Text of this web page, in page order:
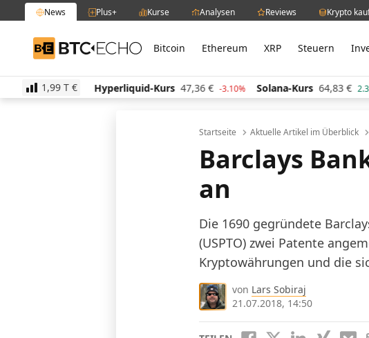
News Plus+ Kurse Analysen Reviews Krypto
BTC-ECHO Bitcoin Ethereum XRP Steuern
1,99 T €
Hyperliquid-Kurs 47,36 € -3.10% Solana-Kurs 64,83 € 2.30% TRON-
Startseite Aktuelle Artikel im Überblick
Barclays
an
Die 1690 gegründete
(USPTO) zwei Patente
Kryptowährungen und die
von Lars Sobiraj
21.07.2018, 14:50